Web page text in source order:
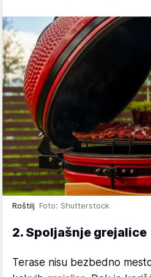
Roštilj Foto: Shutterstock
2. Spoljašnje grejalice
Terase nisu bezbedno